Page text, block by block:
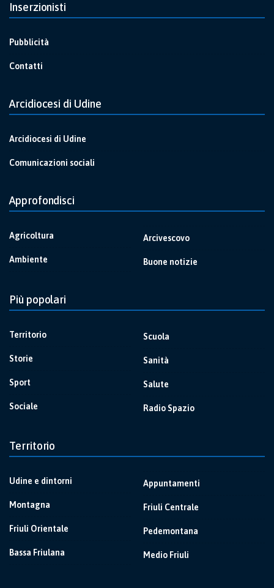
Inserzionisti
Pubblicità
Contatti
Arcidiocesi di Udine
Arcidiocesi di Udine
Comunicazioni sociali
Approfondisci
Agricoltura
Ambiente
Arcivescovo
Buone notizie
Più popolari
Territorio
Storie
Sport
Sociale
Scuola
Sanità
Salute
Radio Spazio
Territorio
Udine e dintorni
Montagna
Friuli Orientale
Bassa Friulana
Appuntamenti
Friuli Centrale
Pedemontana
Medio Friuli